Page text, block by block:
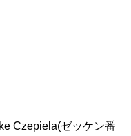
Czepiela(ゼッケン番